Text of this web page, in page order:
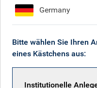
Germany
Bitte wählen Sie Ihren
eines Kästchens aus:
Institutionelle